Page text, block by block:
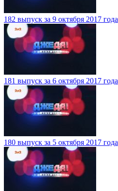
182 выпуск за 9 октября 2017 года
181 выпуск за 6 октября 2017 года
180 выпуск за 5 октября 2017 года